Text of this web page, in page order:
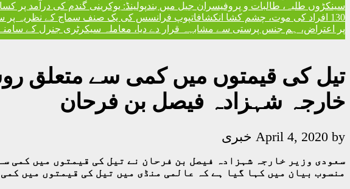
سینکڑوں طلبہ، طالبات و پروفیسران جیل میں بندپولینڈ: یوکرینی گندم کی درآمد پر
130 افراد کی موت، چشم کشا انکشافات
پوپ فرانسس کی یک صنف سماج کے نظریہ پر سخت
پر اعتراض، ہم جنس پرستی سے مشابہہ قرار دے دیا، معاملہ سیکرٹری جنرل کے سامنے
تیل کی قیمتوں میں کمی سے متعلق
خارجہ شہزادہ فیصل بن فرحان
April 4, 2020 by خبری
سعودی وزیر خارجہ شہزادہ فیصل بن فرحان نے تیل کی قیمتوں میں کمی
منسوب بیان میں کہا گیا ہے کہ عالمی منڈی میں تیل کی قیمتوں میں